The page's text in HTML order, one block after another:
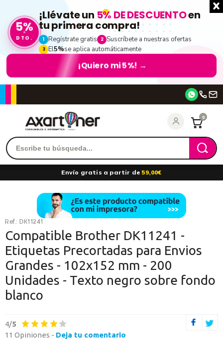
5%
DTO.
¡Llévate un 5% DE DESCUENTOen
tu primera compra!
1 Regístrate gratis 2 Suscríbete a nuestras ofertas
3 El5%se aplica automáticamente
¡Quiero mi 5%! →
entrar
Continuar con Google
Continuar con PayPal
rápidamente, revisar el estado de tus pedidos y consultar
0
Envío gratis a partir de 59,00€
Ref.: DK11241
Compatible Brother DK11241 -
Etiquetas Precortadas para Envios
Grandes - 102x152 mm - 200
Unidades - Texto negro sobre fondo
blanco
4/5
11 Opiniones - Deja tu comentario